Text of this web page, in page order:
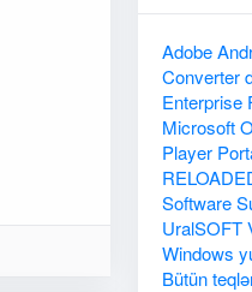
Adobe
Converter
Enterprise
Microsoft
Player
Software
UralSOFT
Windows
Bütün